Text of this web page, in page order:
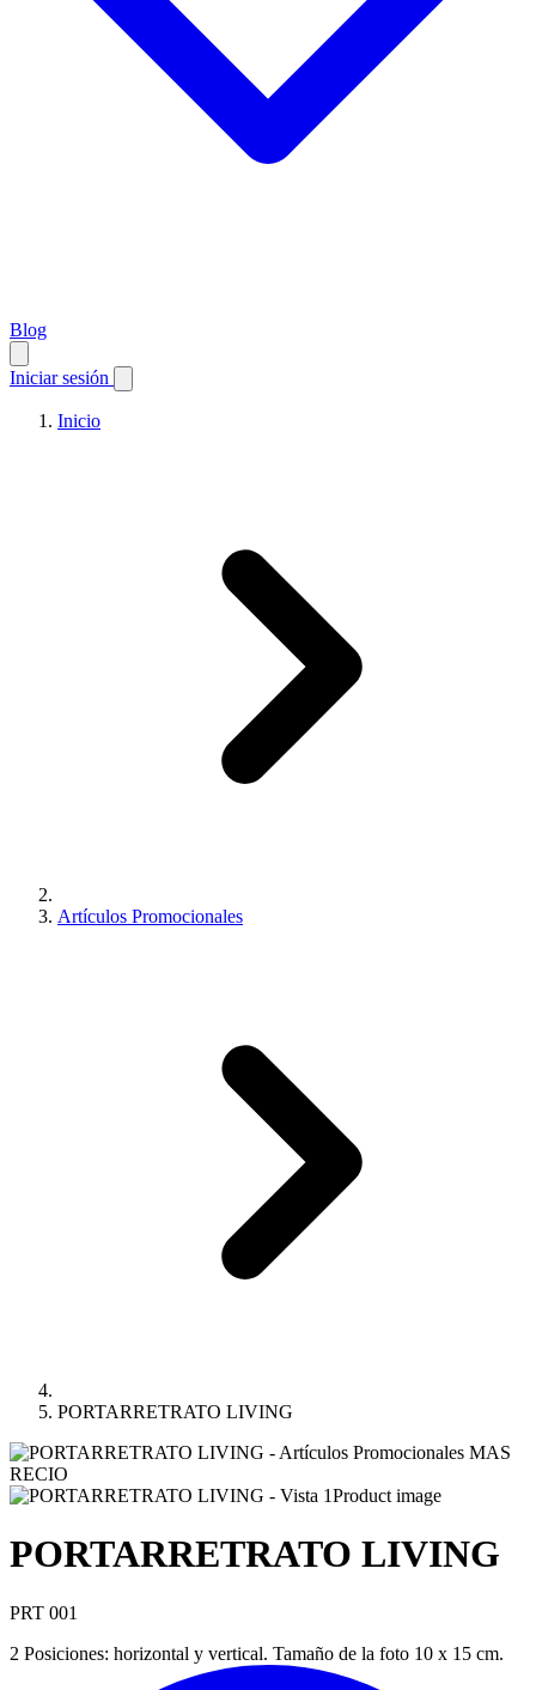
Blog
Iniciar sesión
Inicio
Artículos Promocionales
PORTARRETRATO LIVING
Product image
PORTARRETRATO LIVING
PRT 001
2 Posiciones: horizontal y vertical. Tamaño de la foto 10 x 15 cm.